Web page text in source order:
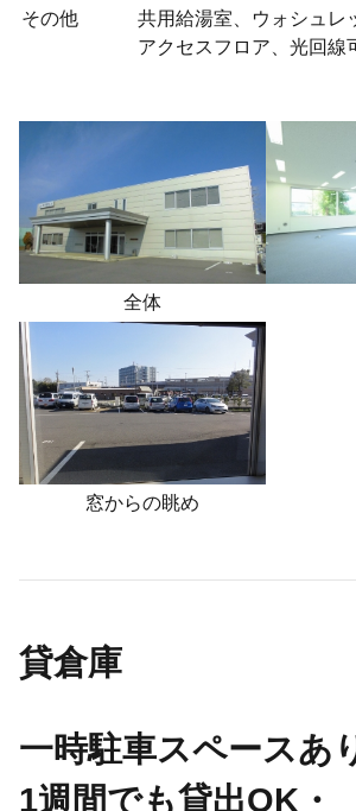
その他
共用給湯室、ウォシュレ
アクセスフロア、光回線
全体
窓からの眺め
貸倉庫
一時駐車スペースあ
1週間でも貸出OK・